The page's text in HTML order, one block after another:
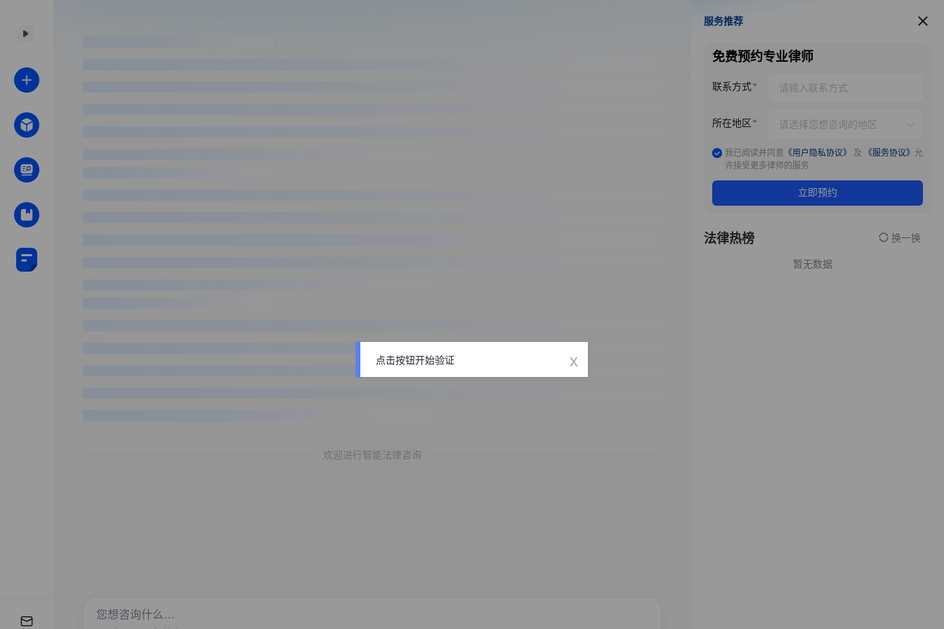
欢迎进行智能法律咨询
服务推荐
服务推荐
免费预约专业律师
联系方式
所在地区
我已阅读并同意 《用户隐私协议》 及 《服务协议》 允
许接受更多律师的服务
立即预约
法律热榜 换一换
暂无数据
点击按钮开始验证 x